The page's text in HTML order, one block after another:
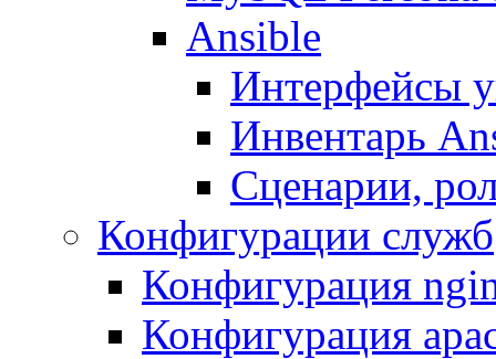
Ansible
Интерфейсы
Инвентарь
Сценарии,
Конфигурации служб
Конфигурация
Конфигурация